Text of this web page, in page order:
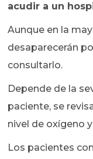
acudir a un
Aunque en la
desaparecerán
consultarlo.
Depende de la
paciente, se
nivel de oxígeno
Los pacientes